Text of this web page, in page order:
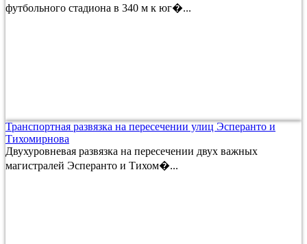
футбольного стадиона в 340 м к юг�...
Транспортная развязка на пересечении улиц Эсперанто и
Тихомирнова
Двухуровневая развязка на пересечении двух важных
магистралей Эсперанто и Тихом�...